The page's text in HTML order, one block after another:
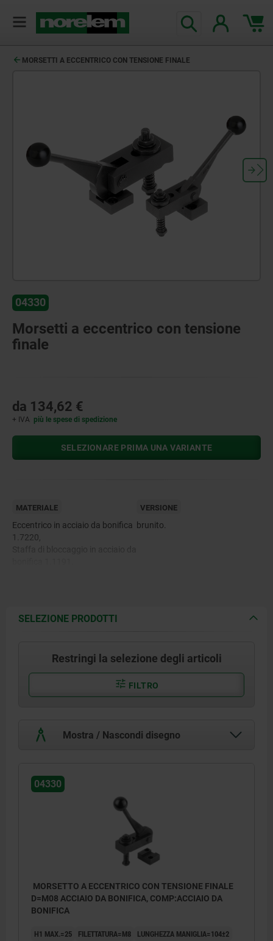
MORSETTI A ECCENTRICO CON TENSIONE FINALE
04330
Morsetti a eccentrico con tensione
finale
da 134,62 €
+ IVA più le spese di spedizione
SELEZIONARE PRIMA UNA VARIANTE
MATERIALE
Eccentrico in acciaio da bonifica
1.7220,
VERSIONE
brunito.
SELEZIONE PRODOTTI
Restringi la selezione degli articoli
FILTRO
Mostra / Nascondi disegno
04330
MORSETTO A ECCENTRICO CON TENSIONE FINALE
D=M08 ACCIAIO DA BONIFICA, COMP:ACCIAIO DA
BONIFICA
H1 MAX.=25 FILETTATURA=M8
LUNGHEZZA MANIGLIA=104±2